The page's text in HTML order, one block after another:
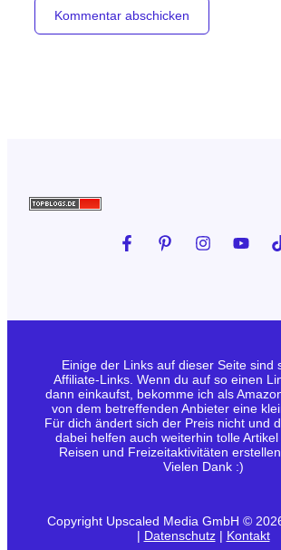
Einige der Links auf dieser Seite sind
Affiliate-Links. Wenn du auf so einen
dann einkaufst, bekomme ich als
von dem betreffenden Anbieter eine
Für dich ändert sich der Preis nicht und
dabei helfen auch weiterhin tolle
Reisen und Freizeitaktivitäten
Vielen Dank :)
Copyright Upscaled Media GmbH ©
| Datenschutz| Kontakt